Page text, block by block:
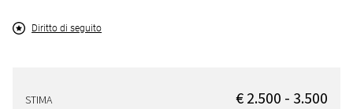
Diritto di seguito
STIMA € 2.500 - 3.500